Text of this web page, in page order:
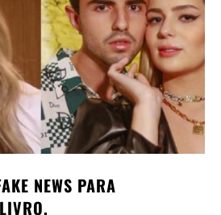
NEWS PARA